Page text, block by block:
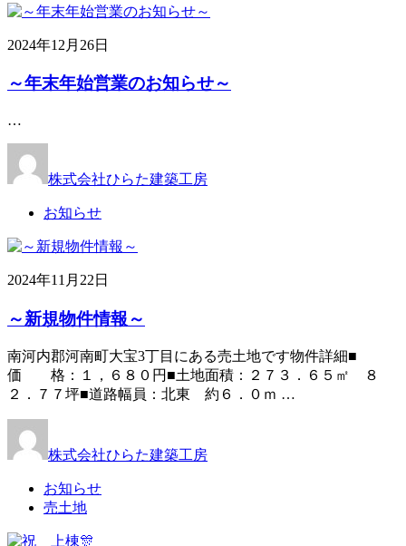
2024年12月26日
～年末年始営業のお知らせ～
…
株式会社ひらた建築工房
お知らせ
2024年11月22日
～新規物件情報～
南河内郡河南町大宝3丁目にある売土地です物件詳細■
価 格：１，６８０円■土地面積：２７３．６５㎡ ８
２．７７坪■道路幅員：北東 約６．０ｍ …
株式会社ひらた建築工房
お知らせ
売土地